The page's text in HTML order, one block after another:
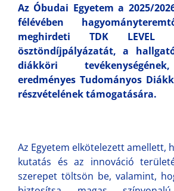
Az Óbudai Egyetem a 2025/
félévében
meghirdeti TDK LEVEL
ösztöndíjpályázatát, a
diákköri
eredményes Tudományos
részvételének támogatására.
Az Egyetem elkötelezett amellett,
kutatás és az innováció
szerepet töltsön be, valamint,